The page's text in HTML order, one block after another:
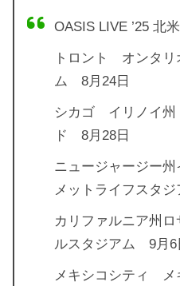
OASIS LIVE ’25 北
トロント オンタリ
ム 8月24日
シカゴ イリノイ州
ド 8月28日
ニュージャージー州
メットライフスタ
カリファルニア州
ルスタジアム 9月6
メキシコシティ メ